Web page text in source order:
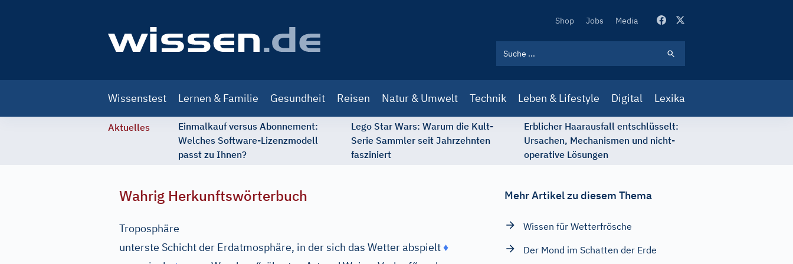
Secondary
Shop Jobs Media
navigation
Wissenstest Lernen & Familie Gesundheit Reisen Natur & Umwelt Technik Leben & Lifestyle Digital Lexika
Aktuelles
Einmalkauf versus Abonnement:
Welches Software-Lizenzmodell
passt zu Ihnen?
Lego Star Wars: Warum die Kult-
Serie Sammler seit Jahrzehnten
fasziniert
Erblicher Haarausfall entschlüsselt:
Ursachen, Mechanismen und nicht-
operative Lösungen
Wahrig Herkunftswörterbuch
Troposphäre
unterste Schicht der Erdatmosphäre, in der sich das Wetter abspielt♦
Mehr Artikel zu diesem Thema
Wissen für Wetterfrösche
Der Mond im Schatten der Erde